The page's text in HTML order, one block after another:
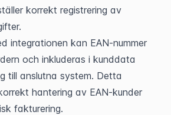
korrekt registrering av
integrationen kan EAN-nummer
och inkluderas i kunddata
till anslutna system. Detta
hantering av EAN-kunder
fakturering.